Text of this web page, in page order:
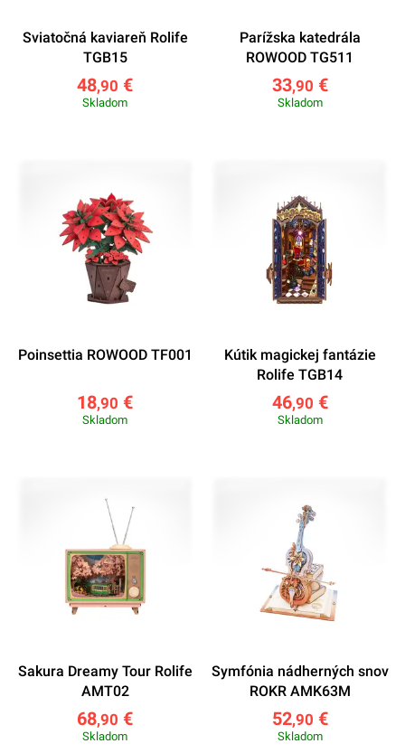
Sviatočná kaviareň Rolife
TGB15
48,90 €
Skladom
Parížska katedrála
ROWOOD TG511
33,90 €
Skladom
Poinsettia ROWOOD TF001
18,90 €
Skladom
Kútik magickej fantázie
Rolife TGB14
46,90 €
Skladom
Sakura Dreamy Tour Rolife
AMT02
68,90 €
Skladom
Symfónia nádherných snov
ROKR AMK63M
52,90 €
Skladom